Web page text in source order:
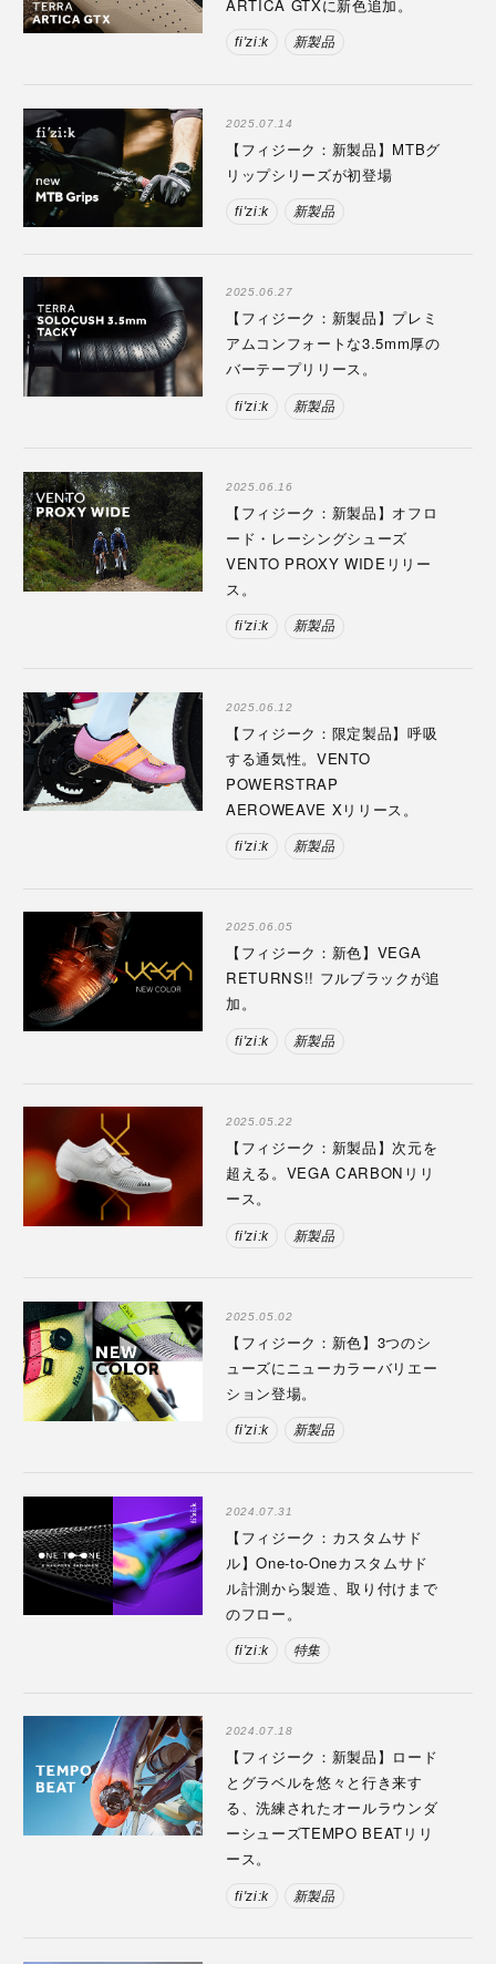
ARTICA GTXに新色追加。
fi'zi:k 新製品
2025.07.14
【フィジーク：新製品】MTBグ
リップシリーズが初登場
fi'zi:k 新製品
2025.06.27
【フィジーク：新製品】プレミ
アムコンフォートな3.5mm厚の
バーテープリリース。
fi'zi:k 新製品
2025.06.16
【フィジーク：新製品】オフロ
ード・レーシングシューズ
VENTO PROXY WIDEリリー
ス。
fi'zi:k 新製品
2025.06.12
【フィジーク：限定製品】呼吸
する通気性。VENTO
POWERSTRAP
AEROWEAVE Xリリース。
fi'zi:k 新製品
2025.06.05
【フィジーク：新色】VEGA
RETURNS!! フルブラックが追
加。
fi'zi:k 新製品
2025.05.22
【フィジーク：新製品】次元を
超える。VEGA CARBONリリ
ース。
fi'zi:k 新製品
2025.05.02
【フィジーク：新色】3つのシ
ューズにニューカラーバリエー
ション登場。
fi'zi:k 新製品
2024.07.31
【フィジーク：カスタムサド
ル】One-to-Oneカスタムサド
ル計測から製造、取り付けまで
のフロー。
fi'zi:k 特集
2024.07.18
【フィジーク：新製品】ロード
とグラベルを悠々と行き来す
る、洗練されたオールラウンダ
ーシューズTEMPO BEATリリ
ース。
fi'zi:k 新製品